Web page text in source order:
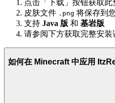
点击「下载」按钮获取此
皮肤文件 .png 将保存到
支持 Java 版 和 基岩版
请参阅下方获取完整安装
如何在 Minecraft 中应用